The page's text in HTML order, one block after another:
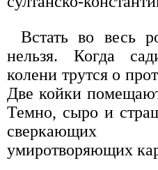
Встать во весь
нельзя. Когда
колени трутся о
Две койки
Темно, сыро и
сверкающих
умиротворяющих